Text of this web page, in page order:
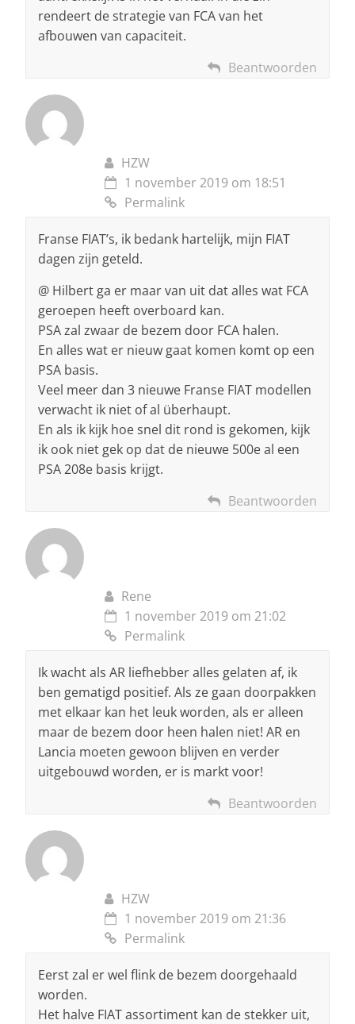
rendeert de strategie van FCA van het
afbouwen van capaciteit.
Beantwoorden
HZW
1 november 2019 om 18:51
Permalink
Franse FIAT’s, ik bedank hartelijk, mijn FIAT
dagen zijn geteld.
@ Hilbert ga er maar van uit dat alles wat FCA
geroepen heeft overboard kan.
PSA zal zwaar de bezem door FCA halen.
En alles wat er nieuw gaat komen komt op een
PSA basis.
Veel meer dan 3 nieuwe Franse FIAT modellen
verwacht ik niet of al überhaupt.
En als ik kijk hoe snel dit rond is gekomen, kijk
ik ook niet gek op dat de nieuwe 500e al een
PSA 208e basis krijgt.
Beantwoorden
Rene
1 november 2019 om 21:02
Permalink
Ik wacht als AR liefhebber alles gelaten af, ik
ben gematigd positief. Als ze gaan doorpakken
met elkaar kan het leuk worden, als er alleen
maar de bezem door heen halen niet! AR en
Lancia moeten gewoon blijven en verder
uitgebouwd worden, er is markt voor!
Beantwoorden
HZW
1 november 2019 om 21:36
Permalink
Eerst zal er wel flink de bezem doorgehaald
worden.
Het halve FIAT assortiment kan de stekker uit,